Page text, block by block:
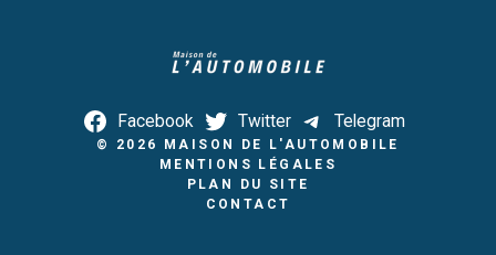
Facebook Twitter Telegram
© 2026
MAISON DE L'AUTOMOBILE
MENTIONS LÉGALES
PLAN DU SITE
CONTACT